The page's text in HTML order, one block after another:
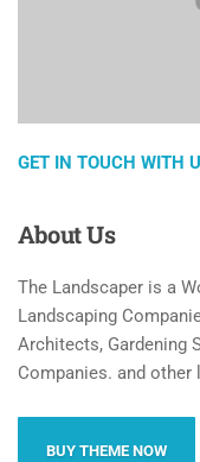
GET IN TOUCH WITH
AboutUs
The Landscaper is a
Landscaping
Architects, Gardening
Companies. and other
BUY THEME NOW